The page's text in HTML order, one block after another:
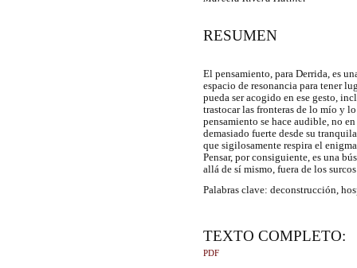
RESUMEN
El pensamiento, para Derrida, es
espacio de resonancia para tener
pueda ser acogido en ese gesto,
trastocar las fronteras de lo mío y
pensamiento se hace audible, no
demasiado fuerte desde su
que sigilosamente respira el
Pensar, por consiguiente, es una
allá de sí mismo, fuera de los
Palabras clave: deconstrucción,
TEXTO COMPLETO:
PDF